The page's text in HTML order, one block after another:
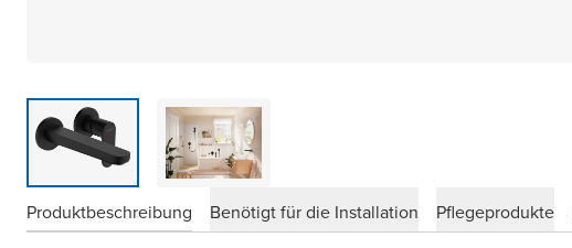
Produktbeschreibung Benötigt für die Installation Pflegeprodukte